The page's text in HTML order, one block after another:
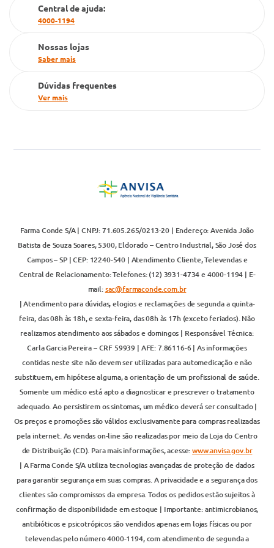
Cartão Grupo Conde
Televendas
Central de ajuda:
4000-1194
Nossas lojas
Saber mais
Dúvidas frequentes
Ver mais
Farma Conde S/A | CNPJ: 71.605.265/0213-20 | Endereço: Avenida João
Batista de Souza Soares, 5300, Eldorado – Centro Industrial, São José dos
Campos – SP | CEP: 12240-540 | Atendimento Cliente, Televendas e
Central de Relacionamento: Telefones: (12) 3931-4734 e 4000-1194 | E-
mail:sac@farmaconde.com.br
| Atendimento para dúvidas, elogios e reclamações de segunda a quinta-
feira, das 08h às 18h, e sexta-feira, das 08h às 17h (exceto feriados). Não
realizamos atendimento aos sábados e domingos | Responsável Técnica:
Carla Garcia Pereira – CRF 59939 | AFE: 7.86116-6 | As informações
contidas neste site não devem ser utilizadas para automedicação e não
substituem, em hipótese alguma, a orientação de um profissional de saúde.
Somente um médico está apto a diagnosticar e prescrever o tratamento
adequado. Ao persistirem os sintomas, um médico deverá ser consultado |
Os preços e promoções são válidos exclusivamente para compras realizadas
pela internet. As vendas on-line são realizadas por meio da Loja do Centro
de Distribuição (CD). Para mais informações, acesse:www.anvisa.gov.br
| A Farma Conde S/A utiliza tecnologias avançadas de proteção de dados
para garantir segurança em suas compras. A privacidade e a segurança dos
clientes são compromissos da empresa. Todos os pedidos estão sujeitos à
confirmação de disponibilidade em estoque | Importante: antimicrobianos,
antibióticos e psicotrópicos são vendidos apenas em lojas físicas ou por
televendas pelo número 4000-1194, com atendimento de segunda a